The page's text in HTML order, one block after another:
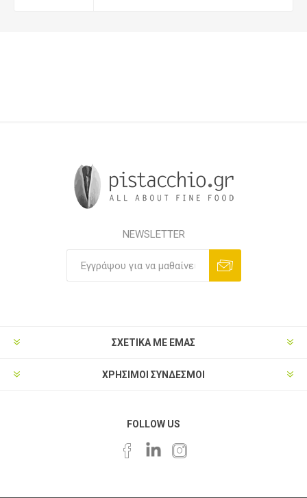
NEWSLETTER
ΣΧΕΤΙΚΑ ΜΕ ΕΜΑΣ
ΧΡΗΣΙΜΟΙ ΣΥΝΔΕΣΜΟΙ
FOLLOW US